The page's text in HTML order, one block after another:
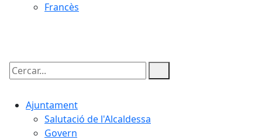
Francès
Cercar:
Ajuntament
Salutació de l'Alcaldessa
Govern